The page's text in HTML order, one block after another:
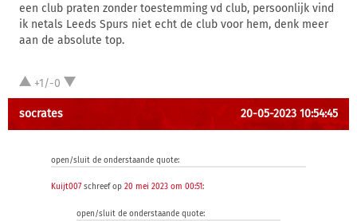
een club praten zonder toestemming vd club, persoonlijk vind
ik netals Leeds Spurs niet echt de club voor hem, denk meer
aan de absolute top.
+1/-0
socrates 20-05-2023 10:54:45
open/sluit de onderstaande quote:
Kuijt007schreef op 20 mei 2023 om 00:51:
open/sluit de onderstaande quote: